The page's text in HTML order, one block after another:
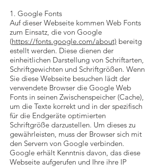
1. Google Fonts
Auf dieser Webseite kommen Web Fonts
zum Einsatz, die von Google
(https://fonts.google.com/about) bereitg
estellt werden. Diese dienen der
einheitlichen Darstellung von Schriftarten,
Schriftgewichten und Schriftgrößen. Wenn
Sie diese Webseite besuchen lädt der
verwendete Browser die Google Web
Fonts in seinen Zwischenspeicher (Cache),
um die Texte korrekt und in der spezifisch
für die Endgeräte optimierten
Schriftgröße darzustellen. Um dieses zu
gewährleisten, muss der Browser sich mit
den Servern von Google verbinden.
Google erhält Kenntnis davon, das diese
Webseite aufgerufen und Ihre ihre IP